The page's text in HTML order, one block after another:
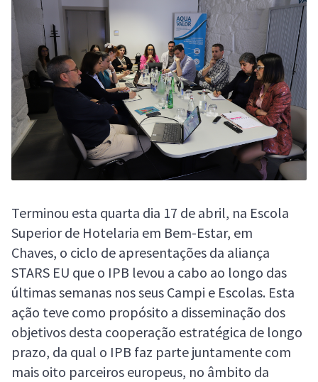
Terminou esta quarta dia 17 de abril, na Escola
Superior de Hotelaria em Bem-Estar, em
Chaves, o ciclo de apresentações da aliança
STARS EU que o IPB levou a cabo ao longo das
últimas semanas nos seus Campi e Escolas. Esta
ação teve como propósito a disseminação dos
objetivos desta cooperação estratégica de longo
prazo, da qual o IPB faz parte juntamente com
mais oito parceiros europeus, no âmbito da